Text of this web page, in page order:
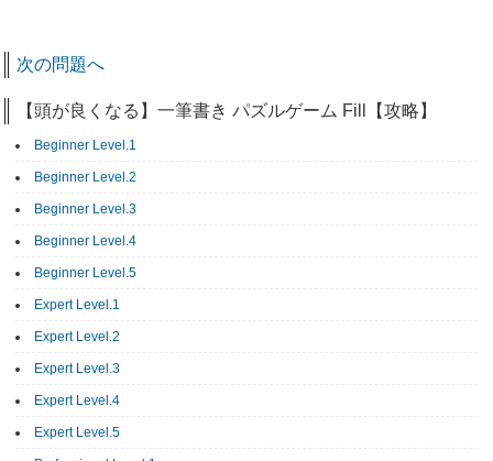
次の問題へ
【頭が良くなる】一筆書き パズルゲーム Fill【攻略】
Beginner Level.1
Beginner Level.2
Beginner Level.3
Beginner Level.4
Beginner Level.5
Expert Level.1
Expert Level.2
Expert Level.3
Expert Level.4
Expert Level.5